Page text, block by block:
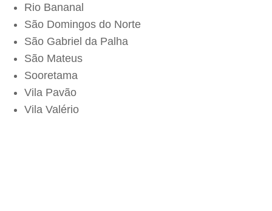
Rio Bananal
São Domingos do Norte
São Gabriel da Palha
São Mateus
Sooretama
Vila Pavão
Vila Valério